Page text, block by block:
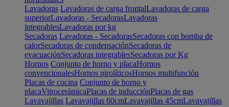
Lavadoras Lavadoras de carga frontalLavadoras de carga
superiorLavadoras - SecadorasLavadoras
integrablesLavadoras por kg
Secadoras Lavadoras - SecadorasSecadoras con bomba de
calorSecadoras de condensaciónSecadoras de
evacuaciónSecadoras integrablesSecadoras por Kg
Hornos Conjunto de horno y placaHornos
convencionalesHornos pirolíticosHornos multifunción
Placas de cocina Conjunto de horno y
placaVitrocerámicaPlacas de inducciónPlacas de gas
Lavavajillas Lavavajillas 60cmLavavajillas 45cmLavavajillas